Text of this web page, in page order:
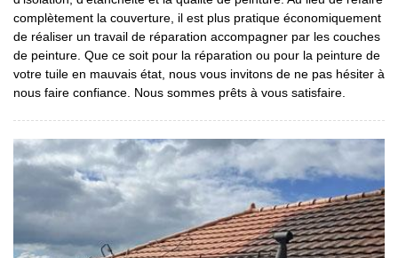
complètement la couverture, il est plus pratique économiquement
de réaliser un travail de réparation accompagner par les couches
de peinture. Que ce soit pour la réparation ou pour la peinture de
votre tuile en mauvais état, nous vous invitons de ne pas hésiter à
nous faire confiance. Nous sommes prêts à vous satisfaire.